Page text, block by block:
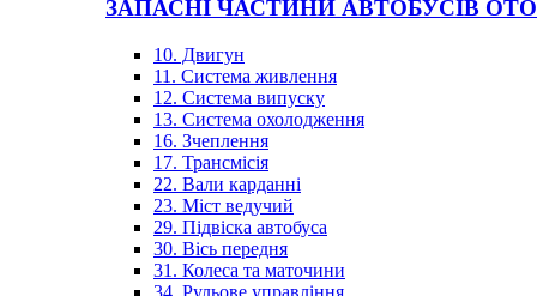
ЗАПАСНІ ЧАСТИНИ АВТОБУСІВ
10. Двигун
11. Система живлення
12. Система випуску
13. Система охолодження
16. Зчеплення
17. Трансмісія
22. Вали карданні
23. Міст ведучий
29. Підвіска автобуса
30. Вісь передня
31. Колеса та маточини
34. Рульове управління